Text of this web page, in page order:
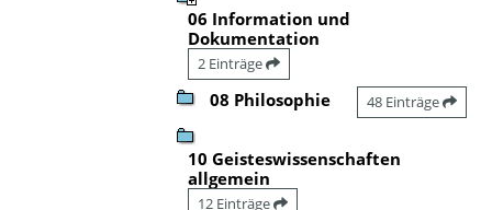
06 Information und
Dokumentation
2 Einträge
08 Philosophie 48 Einträge
10 Geisteswissenschaften
allgemein
12 Einträge